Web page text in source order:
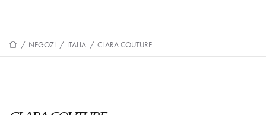
/ NEGOZI / ITALIA / CLARA COUTURE